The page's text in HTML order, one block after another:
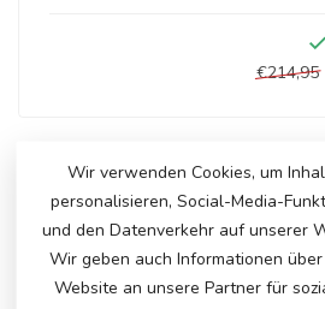
€214,95
ERGÄNZENDE PRODUKTE
MY PONY, reitendes
Spielzeugpferd, 3 - 6
Auf Lager
Wir verwenden Cookies, um
personalisieren, Social-Media-
und den Datenverkehr auf unserer
Wir geben auch Informationen
Website an unsere Partner für